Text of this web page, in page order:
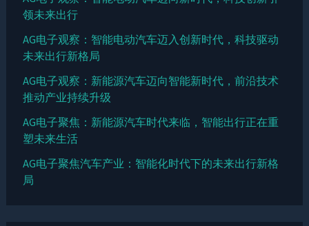
领未来出行
AG电子观察：智能电动汽车迈入创新时代，科技驱动
未来出行新格局
AG电子观察：新能源汽车迈向智能新时代，前沿技术
推动产业持续升级
AG电子聚焦：新能源汽车时代来临，智能出行正在重
塑未来生活
AG电子聚焦汽车产业：智能化时代下的未来出行新格
局